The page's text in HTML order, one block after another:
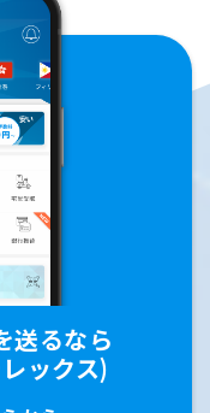
送るなら
ックス)